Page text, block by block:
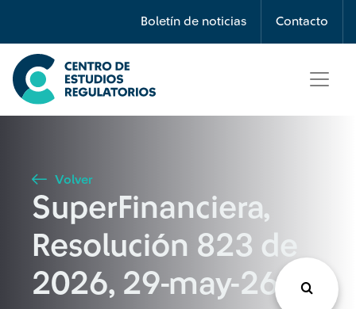
Boletín de noticias Contacto
Búsqueda
Seleccione país
Buscar
Volver
SuperFinanciera,
Resolución 823 de
2026, 29-may-26